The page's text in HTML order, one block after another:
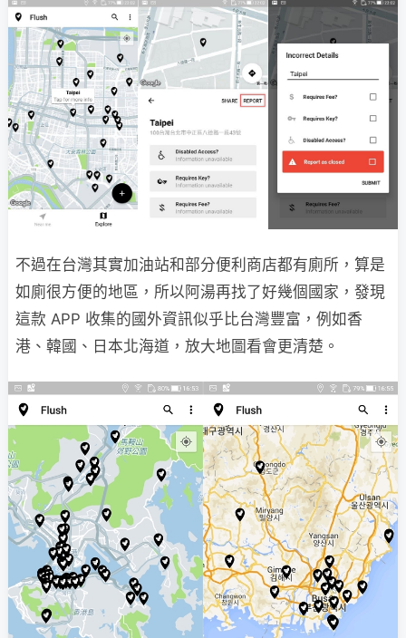
不過在台灣其實加油站和部分便利商店都有廁所，算是
如廁很方便的地區，所以阿湯再找了好幾個國家，發現
這款 APP 收集的國外資訊似乎比台灣豐富，例如香
港、韓國、日本北海道，放大地圖看會更清楚。